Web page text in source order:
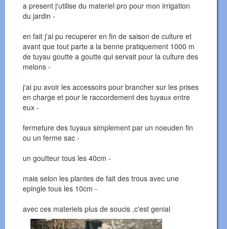
a present j'utilise du materiel pro pour mon irrigation
du jardin -
en fait j'ai pu recuperer en fin de saison de culture et
avant que tout parte a la benne pratiquement 1000 m
de tuyau goutte a goutte qui servait pour la culture des
melons -
j'ai pu avoir les accessoirs pour brancher sur les prises
en charge et pour le raccordement des tuyaux entre
eux -
fermeture des tuyaux simplement par un noeuden fin
ou un ferme sac -
un goutteur tous les 40cm -
mais selon les plantes de fait des trous avec une
epingle tous les 10cm -
avec ces materiels plus de soucis ,c'est genial